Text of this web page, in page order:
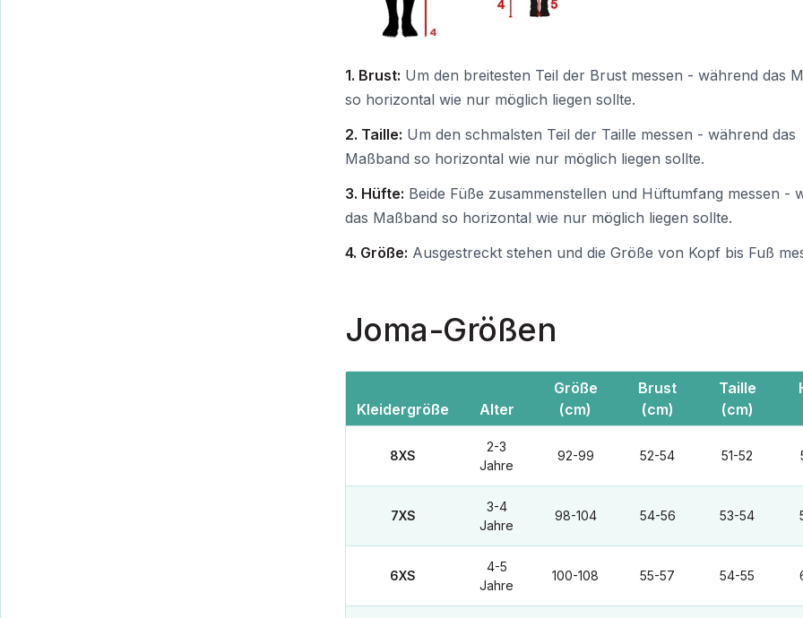
1. Brust: Um den breitesten Teil der Brust messen - während das
so horizontal wie nur möglich liegen sollte.
2. Taille: Um den schmalsten Teil der Taille messen - während das
Maßband so horizontal wie nur möglich liegen sollte.
3. Hüfte: Beide Füße zusammenstellen und Hüftumfang messen -
das Maßband so horizontal wie nur möglich liegen sollte.
4. Größe: Ausgestreckt stehen und die Größe von Kopf bis Fuß
Joma-Größen
Kleidergröße Alter
Größe
(cm)
Brust
(cm)
Taille
(cm)
8XS
2-3
Jahre
92-99 52-54 51-52
7XS
3-4
Jahre
98-104 54-56 53-54
6XS
4-5
Jahre
100-108 55-57 54-55